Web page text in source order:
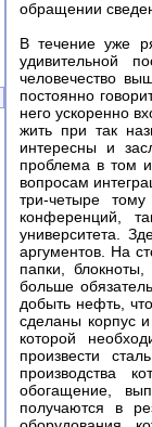
обращении
В течение уже
удивительной
человечество
постоянно
него ускоренно
жить при так
интересны и
проблема в том
вопросам
три-четыре
конференций,
университета.
аргументов. На
папки,
больше
добыть нефть,
сделаны корпус
которой
произвести
производства
обогащение,
получаются в